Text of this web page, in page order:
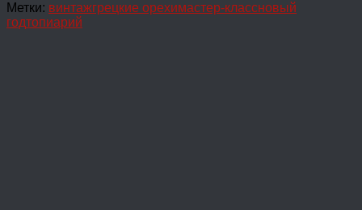
Метки: винтажгрецкие орехимастер-классновый
годтопиарий